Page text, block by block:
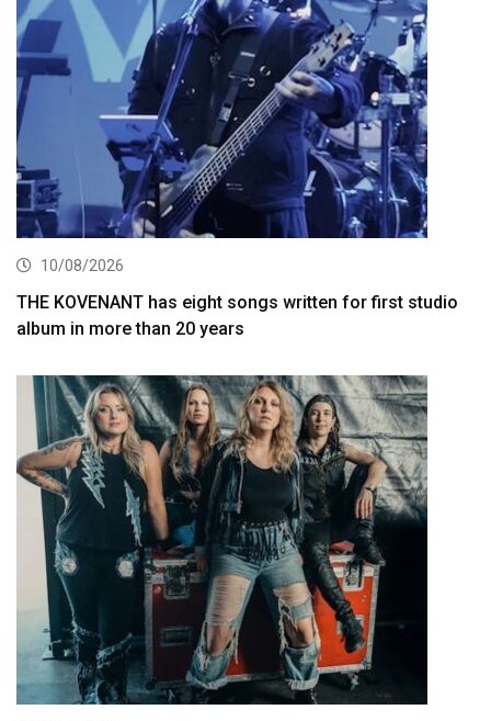
10/08/2026
THE KOVENANT has eight songs written for first studio
album in more than 20 years